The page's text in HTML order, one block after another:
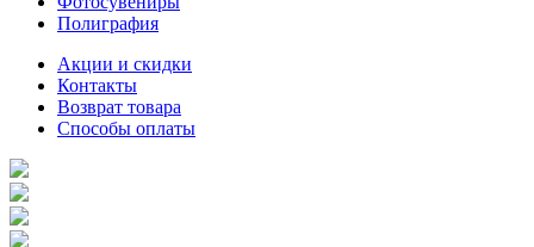
Полиграфия
Акции и скидки
Контакты
Возврат товара
Способы оплаты